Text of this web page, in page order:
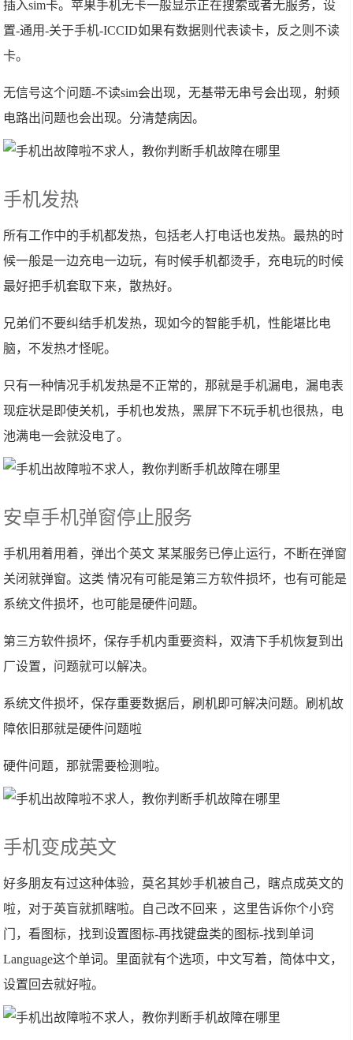
插入sim卡。苹果手机无卡一般显示正在搜索或者无服务，设
置-通用-关于手机-ICCID如果有数据则代表读卡，反之则不读
卡。
无信号这个问题-不读sim会出现，无基带无串号会出现，射频
电路出问题也会出现。分清楚病因。
手机发热
所有工作中的手机都发热，包括老人打电话也发热。最热的时
候一般是一边充电一边玩，有时候手机都烫手，充电玩的时候
最好把手机套取下来，散热好。
兄弟们不要纠结手机发热，现如今的智能手机，性能堪比电
脑，不发热才怪呢。
只有一种情况手机发热是不正常的，那就是手机漏电，漏电表
现症状是即使关机，手机也发热，黑屏下不玩手机也很热，电
池满电一会就没电了。
安卓手机弹窗停止服务
手机用着用着，弹出个英文 某某服务已停止运行，不断在弹窗
关闭就弹窗。这类 情况有可能是第三方软件损坏，也有可能是
系统文件损坏，也可能是硬件问题。
第三方软件损坏，保存手机内重要资料，双清下手机恢复到出
厂设置，问题就可以解决。
系统文件损坏，保存重要数据后，刷机即可解决问题。刷机故
障依旧那就是硬件问题啦
硬件问题，那就需要检测啦。
手机变成英文
好多朋友有过这种体验，莫名其妙手机被自己，瞎点成英文的
啦，对于英盲就抓瞎啦。自己改不回来 ，这里告诉你个小窍
门，看图标，找到设置图标-再找键盘类的图标-找到单词
Language这个单词。里面就有个选项，中文写着，简体中文，
设置回去就好啦。